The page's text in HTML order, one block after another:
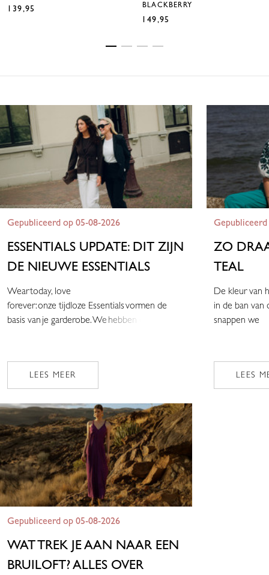
139,95 BLACKBERRY
149,95
Gepubliceerd op 05-08-2026
ESSENTIALS UPDATE: DIT ZIJN
DE NIEUWE ESSENTIALS
Wear today, love
forever: onze tijdloze Essentials vormen de
basis van je garderobe. We hebben een a
LEES MEER
ZO
TEAL
De kleur van
in de ban van
snappen we
LEES
Gepubliceerd op 05-08-2026
WAT TREK JE AAN NAAR EEN
BRUILOFT? ALLES OVER